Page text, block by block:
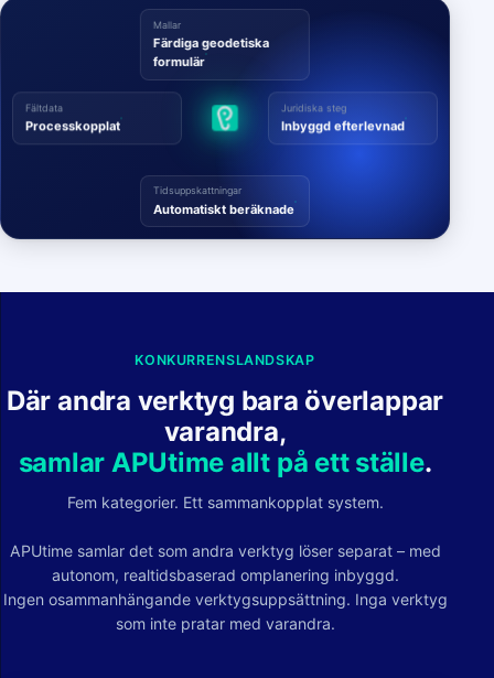
Mallar
Färdiga geodetiska
formulär
Juridiska steg
Inbyggd efterlevnad
Tidsuppskattningar
Automatiskt beräknade
Fältdata
Processkopplat
KONKURRENSLANDSKAP
Där andra verktyg bara överlappar
varandra,
samlar APUtime allt på ett ställe.
Fem kategorier. Ett sammankopplat system.
APUtime samlar det som andra verktyg löser separat – med
autonom, realtidsbaserad omplanering inbyggd.
Ingen osammanhängande verktygsuppsättning. Inga verktyg
som inte pratar med varandra.